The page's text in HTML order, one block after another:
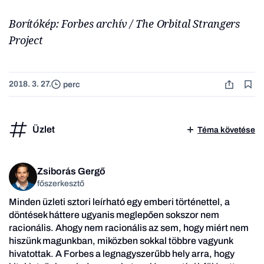
Borítókép: Forbes archív / The Orbital Strangers
Project
2018. 3. 27. perc
Üzlet Téma követése
Zsiborás Gergő
főszerkesztő
Minden üzleti sztori leírható egy emberi történettel, a
döntések háttere ugyanis meglepően sokszor nem
racionális. Ahogy nem racionális az sem, hogy miért nem
hiszünk magunkban, miközben sokkal többre vagyunk
hivatottak. A Forbes a legnagyszerűbb hely arra, hogy